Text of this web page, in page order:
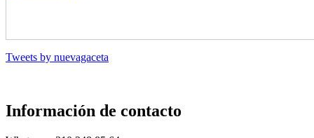
Tweets by nuevagaceta
Información de contacto